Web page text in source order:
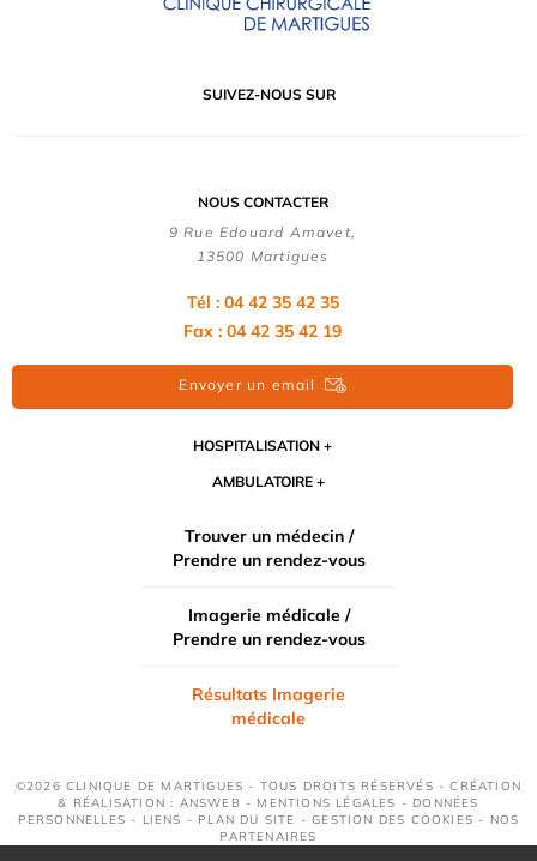
SUIVEZ-NOUS SUR
NOUS CONTACTER
9 Rue Edouard Amavet,
13500 Martigues
Tél : 04 42 35 42 35
Fax : 04 42 35 42 19
Envoyer un email
HOSPITALISATION
AMBULATOIRE
Trouver un médecin /
Prendre un rendez-vous
Imagerie médicale /
Prendre un rendez-vous
Résultats Imagerie
médicale
©2026 CLINIQUE DE MARTIGUES - TOUS DROITS RÉSERVÉS - CRÉATION
& RÉALISATION : ANSWEB - MENTIONS LÉGALES - DONNÉES
PERSONNELLES - LIENS - PLAN DU SITE -GESTION DES COOKIES - NOS
PARTENAIRES